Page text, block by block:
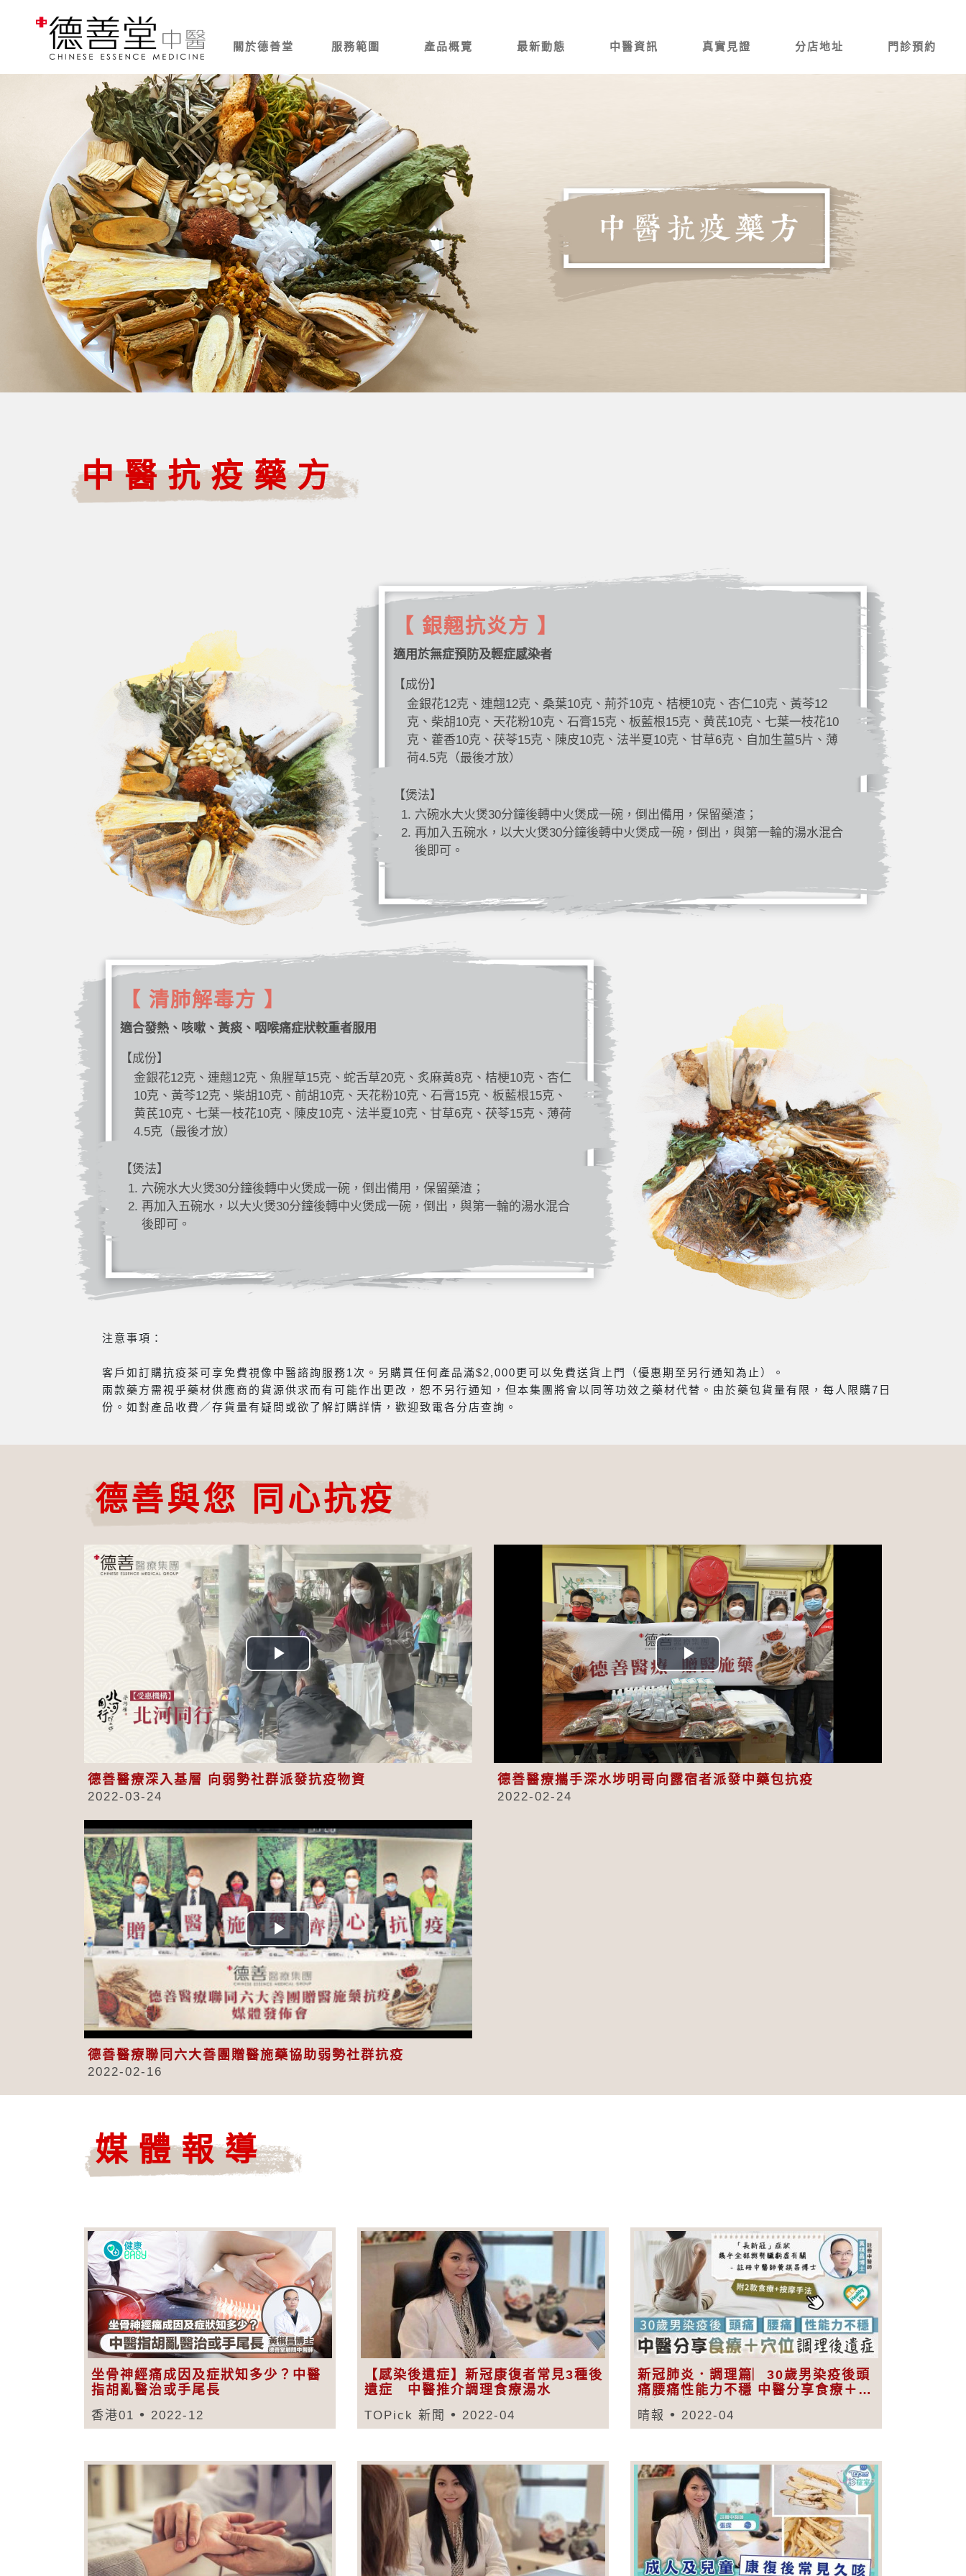
關於德善堂 服務範圍 產品概覽 最新動態 中醫資訊 真實見證 分店地址 門診預約
中醫抗疫藥方
【 銀翹抗炎方 】
適用於無症預防及輕症感染者
【成份】
金銀花12克、連翹12克、桑葉10克、荊芥10克、桔梗10克、杏仁10克、黃芩12
克、柴胡10克、天花粉10克、石膏15克、板藍根15克、黄芪10克、七葉一枝花10
克、藿香10克、茯苓15克、陳皮10克、法半夏10克、甘草6克、自加生薑5片、薄
荷4.5克（最後才放）
【煲法】
六碗水大火煲30分鐘後轉中火煲成一碗，倒出備用，保留藥渣；
再加入五碗水，以大火煲30分鐘後轉中火煲成一碗，倒出，與第一輪的湯水混合
後即可。
【 清肺解毒方 】
適合發熱、咳嗽、黃痰、咽喉痛症狀較重者服用
【成份】
金銀花12克、連翹12克、魚腥草15克、蛇舌草20克、炙麻黃8克、桔梗10克、杏仁
10克、黃芩12克、柴胡10克、前胡10克、天花粉10克、石膏15克、板藍根15克、
黄芪10克、七葉一枝花10克、陳皮10克、法半夏10克、甘草6克、茯苓15克、薄荷
4.5克（最後才放）
【煲法】
六碗水大火煲30分鐘後轉中火煲成一碗，倒出備用，保留藥渣；
再加入五碗水，以大火煲30分鐘後轉中火煲成一碗，倒出，與第一輪的湯水混合
後即可。
注意事項：
客戶如訂購抗疫茶可享免費視像中醫諮詢服務1次。另購買任何產品滿$2,000更可以免費送貨上門（優惠期至另行通知為止）。
兩款藥方需視乎藥材供應商的貨源供求而有可能作出更改，恕不另行通知，但本集團將會以同等功效之藥材代替。由於藥包貨量有限，每人限購7日
份。如對產品收費／存貨量有疑問或欲了解訂購詳情，歡迎致電各分店查詢。
德善與您 同心抗疫
Play
Video
德善醫療深入基層 向弱勢社群派發抗疫物資
2022-03-24
Play
Video
德善醫療攜手深水埗明哥向露宿者派發中藥包抗疫
2022-02-24
Play
Video
德善醫療聯同六大善團贈醫施藥協助弱勢社群抗疫
2022-02-16
媒體報導
坐骨神經痛成因及症狀知多少？中醫
指胡亂醫治或手尾長
香港01 2022-12
【感染後遺症】新冠康復者常見3種後
遺症 中醫推介調理食療湯水
TOPick 新聞 2022-04
新冠肺炎．調理篇︳30歲男染疫後頭
痛腰痛性能力不穩 中醫分享食療＋穴
晴報 2022-04